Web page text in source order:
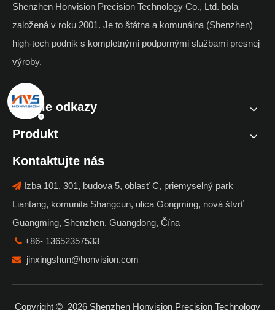
Shenzhen Honvision Precision Technology Co., Ltd. bola
založená v roku 2001. Je to štátna a komunálna (Shenzhen)
high-tech podnik s kompletnými podpornými službami presnej
výroby.
Rýchle odkazy
Produkt
Kontaktujte nás
 Izba 101, 301, budova 5, oblasť C, priemyselný park
Liantang, komunita Shangcun, ulica Gongming, nová štvrť
Guangming, Shenzhen, Guangdong, Čína
 +86- 13652357533
 jinxingshun@honvision.com
Copyright © 2026 Shenzhen Honvision Precision Technology